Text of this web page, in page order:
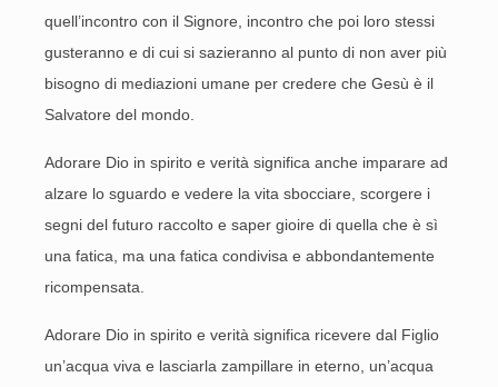
quell’incontro con il Signore, incontro che poi loro stessi
gusteranno e di cui si sazieranno al punto di non aver più
bisogno di mediazioni umane per credere che Gesù è il
Salvatore del mondo.
Adorare Dio in spirito e verità significa anche imparare ad
alzare lo sguardo e vedere la vita sbocciare, scorgere i
segni del futuro raccolto e saper gioire di quella che è sì
una fatica, ma una fatica condivisa e abbondantemente
ricompensata.
Adorare Dio in spirito e verità significa ricevere dal Figlio
un’acqua viva e lasciarla zampillare in eterno, un’acqua